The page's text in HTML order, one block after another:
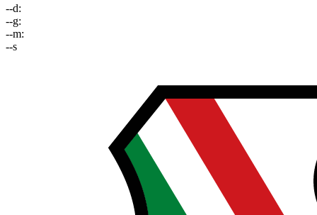
--d:
--g:
--m:
--s